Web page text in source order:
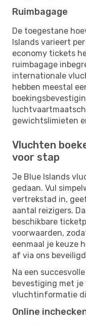
Ruimbagage
De toegestane
Islands varieert
economy tickets
ruimbagage
internationale
hebben meestal
gewichtslimieten
Vluchten
voor stap
Je Blue Islands
gedaan. Vul
vertrekstad in,
aantal reizigers.
beschikbare
voorwaarden,
eenmaal je keuze
af via ons
Na een
bevestiging met je
vluchtinformatie
Online